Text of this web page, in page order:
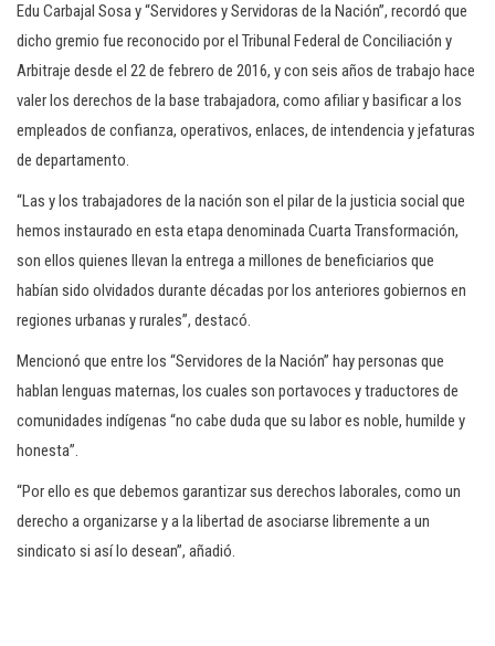
Edu Carbajal Sosa y “Servidores y Servidoras de la Nación”, recordó que
dicho gremio fue reconocido por el Tribunal Federal de Conciliación y
Arbitraje desde el 22 de febrero de 2016, y con seis años de trabajo hace
valer los derechos de la base trabajadora, como afiliar y basificar a los
empleados de confianza, operativos, enlaces, de intendencia y jefaturas
de departamento.
“Las y los trabajadores de la nación son el pilar de la justicia social que
hemos instaurado en esta etapa denominada Cuarta Transformación,
son ellos quienes llevan la entrega a millones de beneficiarios que
habían sido olvidados durante décadas por los anteriores gobiernos en
regiones urbanas y rurales”, destacó.
Mencionó que entre los “Servidores de la Nación” hay personas que
hablan lenguas maternas, los cuales son portavoces y traductores de
comunidades indígenas “no cabe duda que su labor es noble, humilde y
honesta”.
“Por ello es que debemos garantizar sus derechos laborales, como un
derecho a organizarse y a la libertad de asociarse libremente a un
sindicato si así lo desean”, añadió.